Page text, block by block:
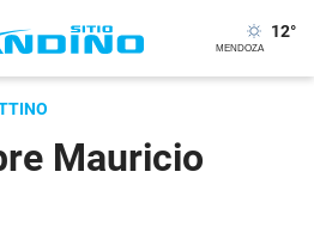
12°
Mauricio